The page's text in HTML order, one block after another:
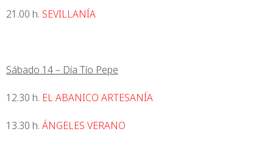
21.00 h. SEVILLANÍA
Sábado 14 – Día Tío Pepe
12.30 h. EL ABANICO ARTESANÍA
13.30 h. ÁNGELES VERANO